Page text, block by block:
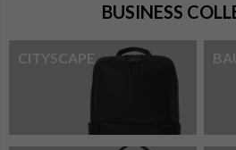
BUSINESS
CITYSCAPE